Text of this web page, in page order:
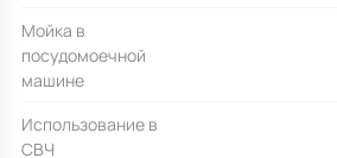
Мойка в
посудомоечной
машине
Использование в
СВЧ